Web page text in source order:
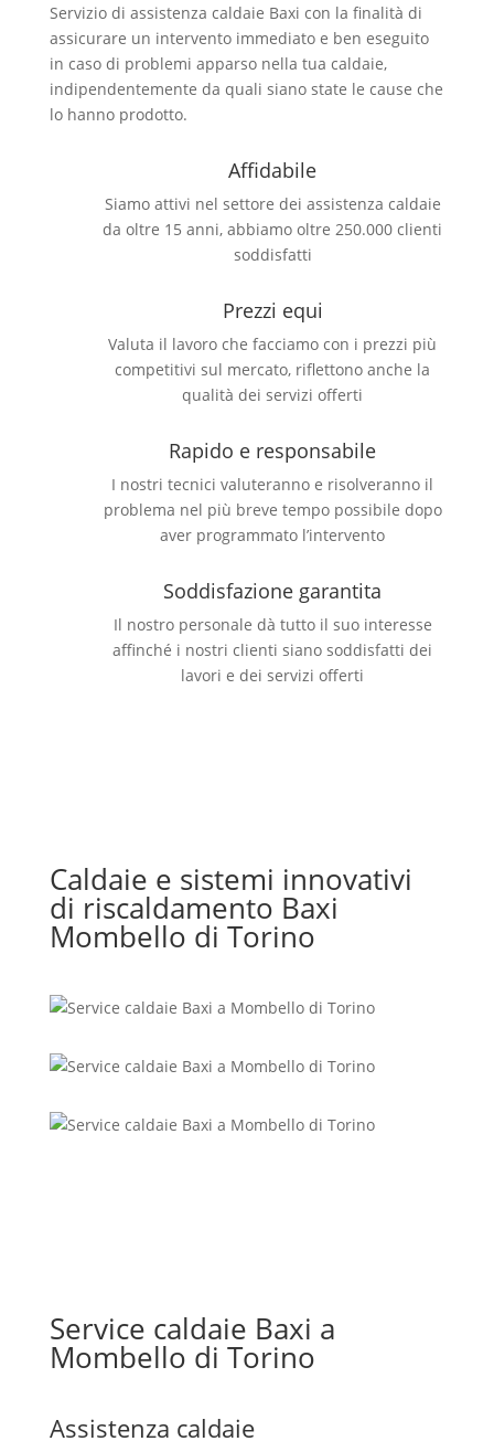
Servizio di assistenza caldaie Baxi con la finalità di
assicurare un intervento immediato e ben eseguito
in caso di problemi apparso nella tua caldaie,
indipendentemente da quali siano state le cause che
lo hanno prodotto.
Affidabile
Siamo attivi nel settore dei assistenza caldaie
da oltre 15 anni, abbiamo oltre 250.000 clienti
soddisfatti
Prezzi equi
Valuta il lavoro che facciamo con i prezzi più
competitivi sul mercato, riflettono anche la
qualità dei servizi offerti
Rapido e responsabile
I nostri tecnici valuteranno e risolveranno il
problema nel più breve tempo possibile dopo
aver programmato l’intervento
Soddisfazione garantita
Il nostro personale dà tutto il suo interesse
affinché i nostri clienti siano soddisfatti dei
lavori e dei servizi offerti
Caldaie e sistemi innovativi
di riscaldamento Baxi
Mombello di Torino
Service caldaie Baxi a
Mombello di Torino
Assistenza caldaie